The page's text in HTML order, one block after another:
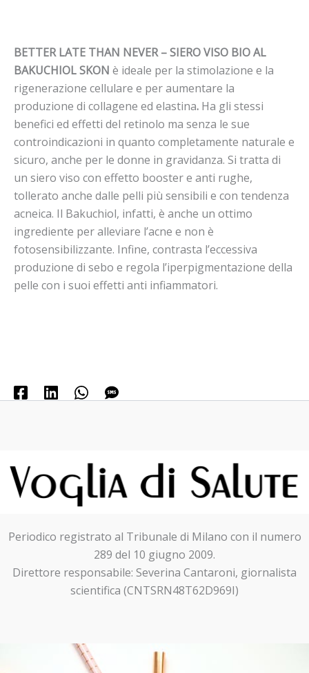
BETTER LATE THAN NEVER – SIERO VISO BIO AL
BAKUCHIOL SKON è ideale per la stimolazione e la
rigenerazione cellulare e per aumentare la
produzione di collagene ed elastina. Ha gli stessi
benefici ed effetti del retinolo ma senza le sue
controindicazioni in quanto completamente naturale e
sicuro, anche per le donne in gravidanza. Si tratta di
un siero viso con effetto booster e anti rughe,
tollerato anche dalle pelli più sensibili e con tendenza
acneica. Il Bakuchiol, infatti, è anche un ottimo
ingrediente per alleviare l’acne e non è
fotosensibilizzante. Infine, contrasta l’eccessiva
produzione di sebo e regola l’iperpigmentazione della
pelle con i suoi effetti anti infiammatori.
Periodico registrato al Tribunale di Milano con il numero
289 del 10 giugno 2009.
Direttore responsabile: Severina Cantaroni, giornalista
scientifica (CNTSRN48T62D969I)